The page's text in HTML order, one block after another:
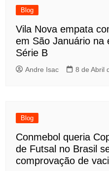
Blog
Vila Nova empata
em São Januário na
Série B
Andre Isac 8 de Abril
Blog
Conmebol queria
de Futsal no Brasil
comprovação de